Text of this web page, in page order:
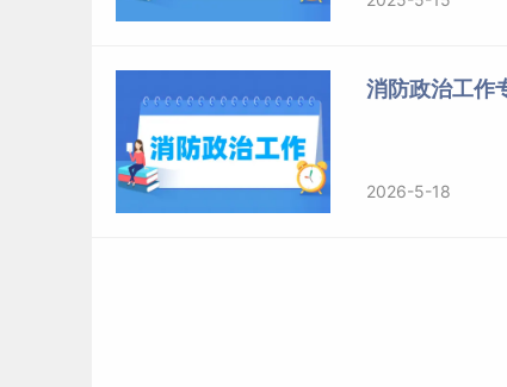
消防政治工作
2026-5-18